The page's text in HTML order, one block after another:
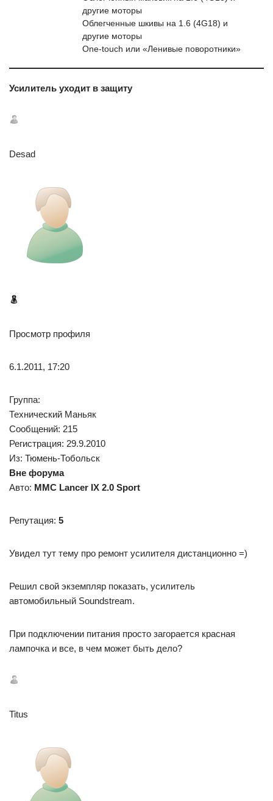
другие моторы
Облегченные шкивы на 1.6 (4G18) и
другие моторы
One-touch или «Ленивые поворотники»
Усилитель уходит в защиту
Desad
Просмотр профиля
6.1.2011, 17:20
Группа:
Технический Маньяк
Сообщений: 215
Регистрация: 29.9.2010
Из: Тюмень-Тобольск
Вне форума
Авто: MMC Lancer IX 2.0 Sport
Репутация: 5
Увидел тут тему про ремонт усилителя дистанционно =)
Решил свой экземпляр показать, усилитель
автомобильный Soundstream.
При подключении питания просто загорается красная
лампочка и все, в чем может быть дело?
Titus